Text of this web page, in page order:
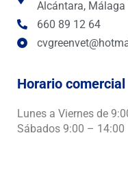
Alcántara, Málaga
660 89 12 64
Horario comercial
Lunes a Viernes de
Sábados 9:00 – 14:00